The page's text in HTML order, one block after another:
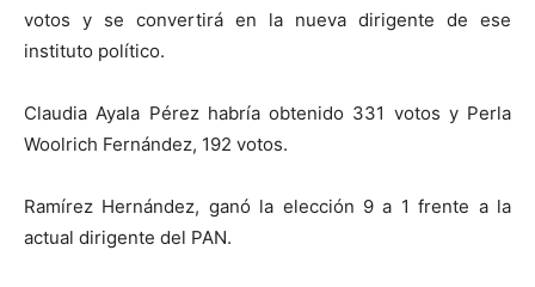
votos y se convertirá en la nueva dirigente de ese
instituto político.
Claudia Ayala Pérez habría obtenido 331 votos y Perla
Woolrich Fernández, 192 votos.
Ramírez Hernández, ganó la elección 9 a 1 frente a la
actual dirigente del PAN.